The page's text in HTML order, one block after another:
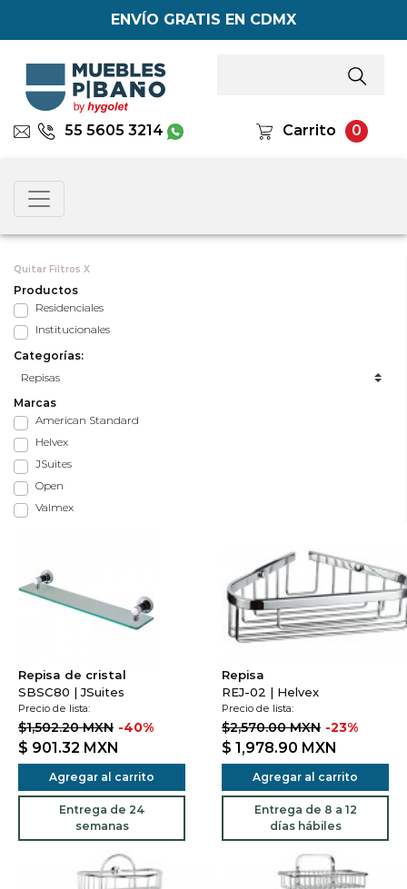
ENVÍO GRATIS EN CDMX
55 5605 3214 Carrito 0
Quitar Filtros X
Productos
Residenciales
Institucionales
Categorías:
Marcas
American Standard
Helvex
JSuites
Open
Valmex
Repisa de cristal
SBSC80 | JSuites
Precio de lista:
$1,502.20 MXN -40%
$ 901.32 MXN
Agregar al carrito
Entrega de 24
semanas
Repisa
REJ-02 | Helvex
Precio de lista:
$2,570.00 MXN -23%
$ 1,978.90 MXN
Agregar al carrito
Entrega de 8 a 12
días hábiles